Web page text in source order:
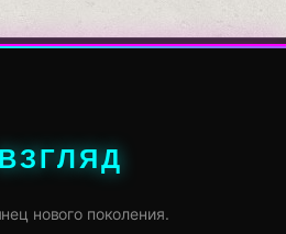
нового поколения.